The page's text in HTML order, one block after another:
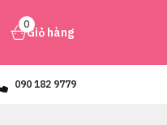
0
Giỏ hàng
090 182 9779